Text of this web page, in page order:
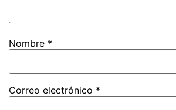
Nombre *
Correo electrónico *